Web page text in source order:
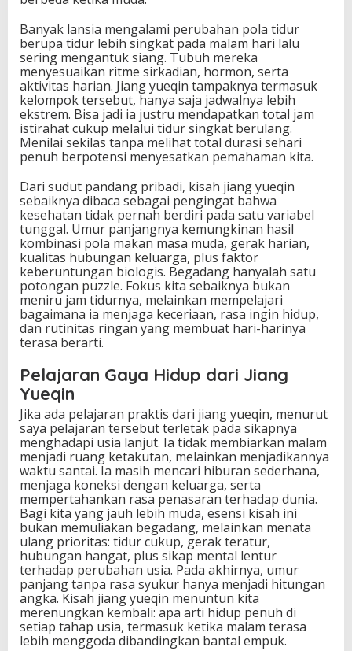
Banyak lansia mengalami perubahan pola tidur
berupa tidur lebih singkat pada malam hari lalu
sering mengantuk siang. Tubuh mereka
menyesuaikan ritme sirkadian, hormon, serta
aktivitas harian. Jiang yueqin tampaknya termasuk
kelompok tersebut, hanya saja jadwalnya lebih
ekstrem. Bisa jadi ia justru mendapatkan total jam
istirahat cukup melalui tidur singkat berulang.
Menilai sekilas tanpa melihat total durasi sehari
penuh berpotensi menyesatkan pemahaman kita.
Dari sudut pandang pribadi, kisah jiang yueqin
sebaiknya dibaca sebagai pengingat bahwa
kesehatan tidak pernah berdiri pada satu variabel
tunggal. Umur panjangnya kemungkinan hasil
kombinasi pola makan masa muda, gerak harian,
kualitas hubungan keluarga, plus faktor
keberuntungan biologis. Begadang hanyalah satu
potongan puzzle. Fokus kita sebaiknya bukan
meniru jam tidurnya, melainkan mempelajari
bagaimana ia menjaga keceriaan, rasa ingin hidup,
dan rutinitas ringan yang membuat hari-harinya
terasa berarti.
Pelajaran Gaya Hidup dari Jiang
Yueqin
Jika ada pelajaran praktis dari jiang yueqin, menurut
saya pelajaran tersebut terletak pada sikapnya
menghadapi usia lanjut. Ia tidak membiarkan malam
menjadi ruang ketakutan, melainkan menjadikannya
waktu santai. Ia masih mencari hiburan sederhana,
menjaga koneksi dengan keluarga, serta
mempertahankan rasa penasaran terhadap dunia.
Bagi kita yang jauh lebih muda, esensi kisah ini
bukan memuliakan begadang, melainkan menata
ulang prioritas: tidur cukup, gerak teratur,
hubungan hangat, plus sikap mental lentur
terhadap perubahan usia. Pada akhirnya, umur
panjang tanpa rasa syukur hanya menjadi hitungan
angka. Kisah jiang yueqin menuntun kita
merenungkan kembali: apa arti hidup penuh di
setiap tahap usia, termasuk ketika malam terasa
lebih menggoda dibandingkan bantal empuk.